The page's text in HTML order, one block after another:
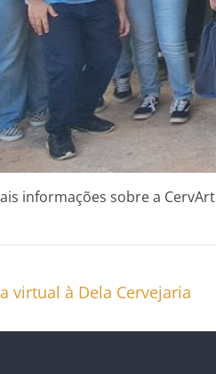
informações sobre a
virtual à Dela Cervejaria